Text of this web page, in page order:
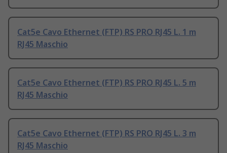
Cat5e Cavo Ethernet (FTP) RS PRO RJ45 L. 1 m
RJ45 Maschio
Cat5e Cavo Ethernet (FTP) RS PRO RJ45 L. 5 m
RJ45 Maschio
Cat5e Cavo Ethernet (FTP) RS PRO RJ45 L. 3 m
RJ45 Maschio